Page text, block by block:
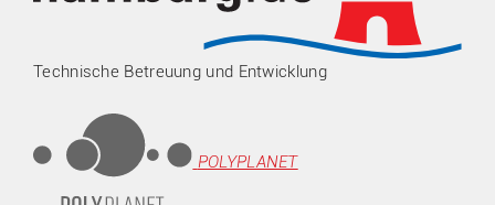
Technische Betreuung und Entwicklung
POLYPLANET